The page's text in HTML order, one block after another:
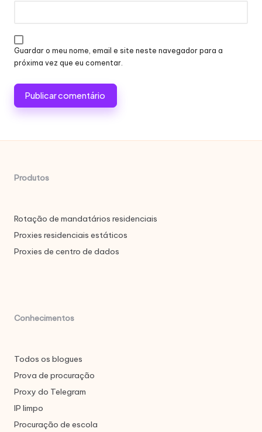
Guardar o meu nome, email e site neste navegador para a
próxima vez que eu comentar.
Produtos
Rotação de mandatários residenciais
Proxies residenciais estáticos
Proxies de centro de dados
Conhecimentos
Todos os blogues
Prova de procuração
Proxy do Telegram
IP limpo
Procuração de escola